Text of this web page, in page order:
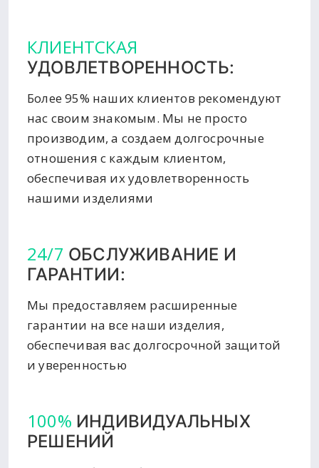
КЛИЕНТСКАЯ
УДОВЛЕТВОРЕННОСТЬ:
Более 95% наших клиентов рекомендуют
нас своим знакомым. Мы не просто
производим, а создаем долгосрочные
отношения с каждым клиентом,
обеспечивая их удовлетворенность
нашими изделиями
24/7 ОБСЛУЖИВАНИЕ И
ГАРАНТИИ:
Мы предоставляем расширенные
гарантии на все наши изделия,
обеспечивая вас долгосрочной защитой
и уверенностью
100% ИНДИВИДУАЛЬНЫХ
РЕШЕНИЙ